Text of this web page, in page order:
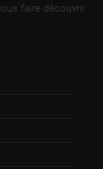
faire découvrir